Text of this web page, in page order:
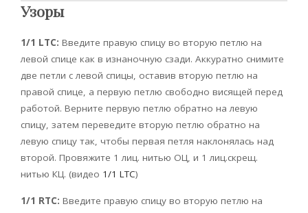
Узоры
1/1 LTC: Введите правую спицу во вторую петлю на
левой спице как в изнаночную сзади. Аккуратно снимите
две петли с левой спицы, оставив вторую петлю на
правой спице, а первую петлю свободно висящей перед
работой. Верните первую петлю обратно на левую
спицу, затем переведите вторую петлю обратно на
левую спицу так, чтобы первая петля наклонялась над
второй. Провяжите 1 лиц. нитью ОЦ, и 1 лиц.скрещ.
нитью КЦ. (видео 1/1 LTC)
1/1 RTC: Введите правую спицу во вторую петлю на